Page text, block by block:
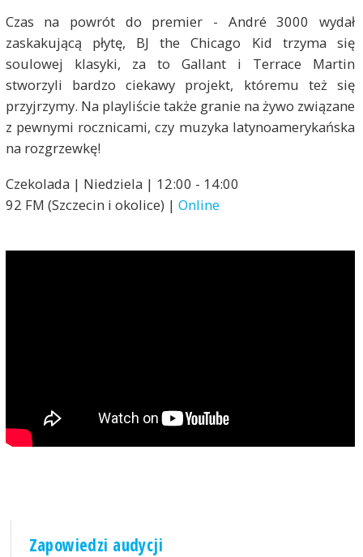
Czas na powrót do premier - André 3000 wydał
zaskakującą płytę, BJ the Chicago Kid trzyma się
soulowej klasyki, za to Gallant i Terrace Martin
stworzyli bardzo ciekawy projekt, któremu też się
przyjrzymy. Na playliście także granie na żywo związane
z pewnymi rocznicami, czy muzyka latynoamerykańska
na rozgrzewkę!
Czekolada | Niedziela | 12:00 - 14:00
92 FM (Szczecin i okolice) | Online
Zapowiedzi audycji